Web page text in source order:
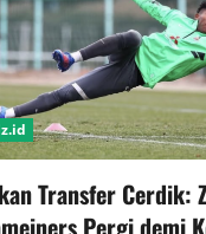
Transfer Cerdik:
Pergi demi